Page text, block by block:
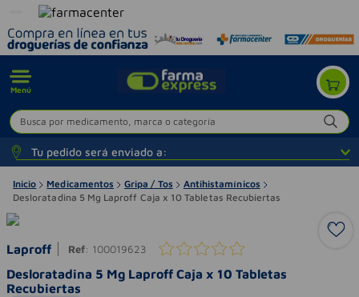
Menú
Busca por medicamento, marca o categoría
Tu pedido será enviado a:
Inicio Medicamentos Gripa / Tos
Antihistamínicos
Desloratadina 5 Mg Laproff Caja x 10 Tabletas Recubiertas
Laproff Ref: 100019623
Desloratadina 5 Mg Laproff Caja x 10 Tabletas
Recubiertas